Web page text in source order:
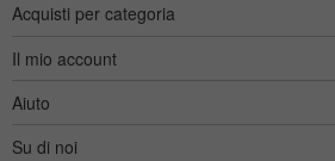
Acquisti per categoria
Il mio account
Aiuto
Su di noi